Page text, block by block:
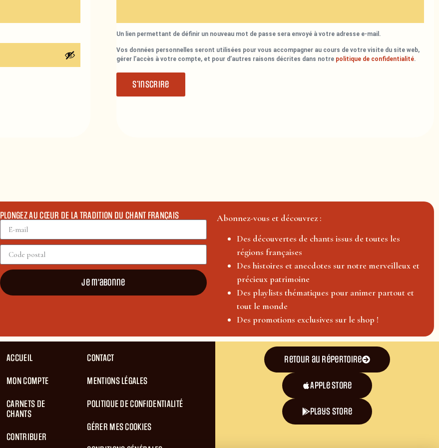
Un lien permettant de définir un nouveau mot de passe sera envoyé à votre adresse e-mail.
Vos données personnelles seront utilisées pour vous accompagner au cours de votre visite du site web,
gérer l’accès à votre compte, et pour d’autres raisons décrites dans notre politique de confidentialité.
S’inscrire
PLONGEZ AU CŒUR DE LA TRADITION DU CHANT FRANÇAIS
Je m'abonne
Abonnez-vous et découvrez :
Des découvertes de chants issus de toutes les
régions françaises
Des histoires et anecdotes sur notre merveilleux et
précieux patrimoine
Des playlists thématiques pour animer partout et
tout le monde
Des promotions exclusives sur le shop !
ACCUEIL
MON COMPTE
CARNETS DE
CHANTS
CONTRIBUER
CONTACT
MENTIONS LÉGALES
POLITIQUE DE CONFIDENTIALITÉ
GÉRER MES COOKIES
Retour au répertoire
Apple Store
plays store